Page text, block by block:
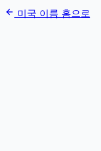
미국 이름 홈으로